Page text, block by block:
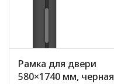
Рамка для двери
580×1740 мм, черная